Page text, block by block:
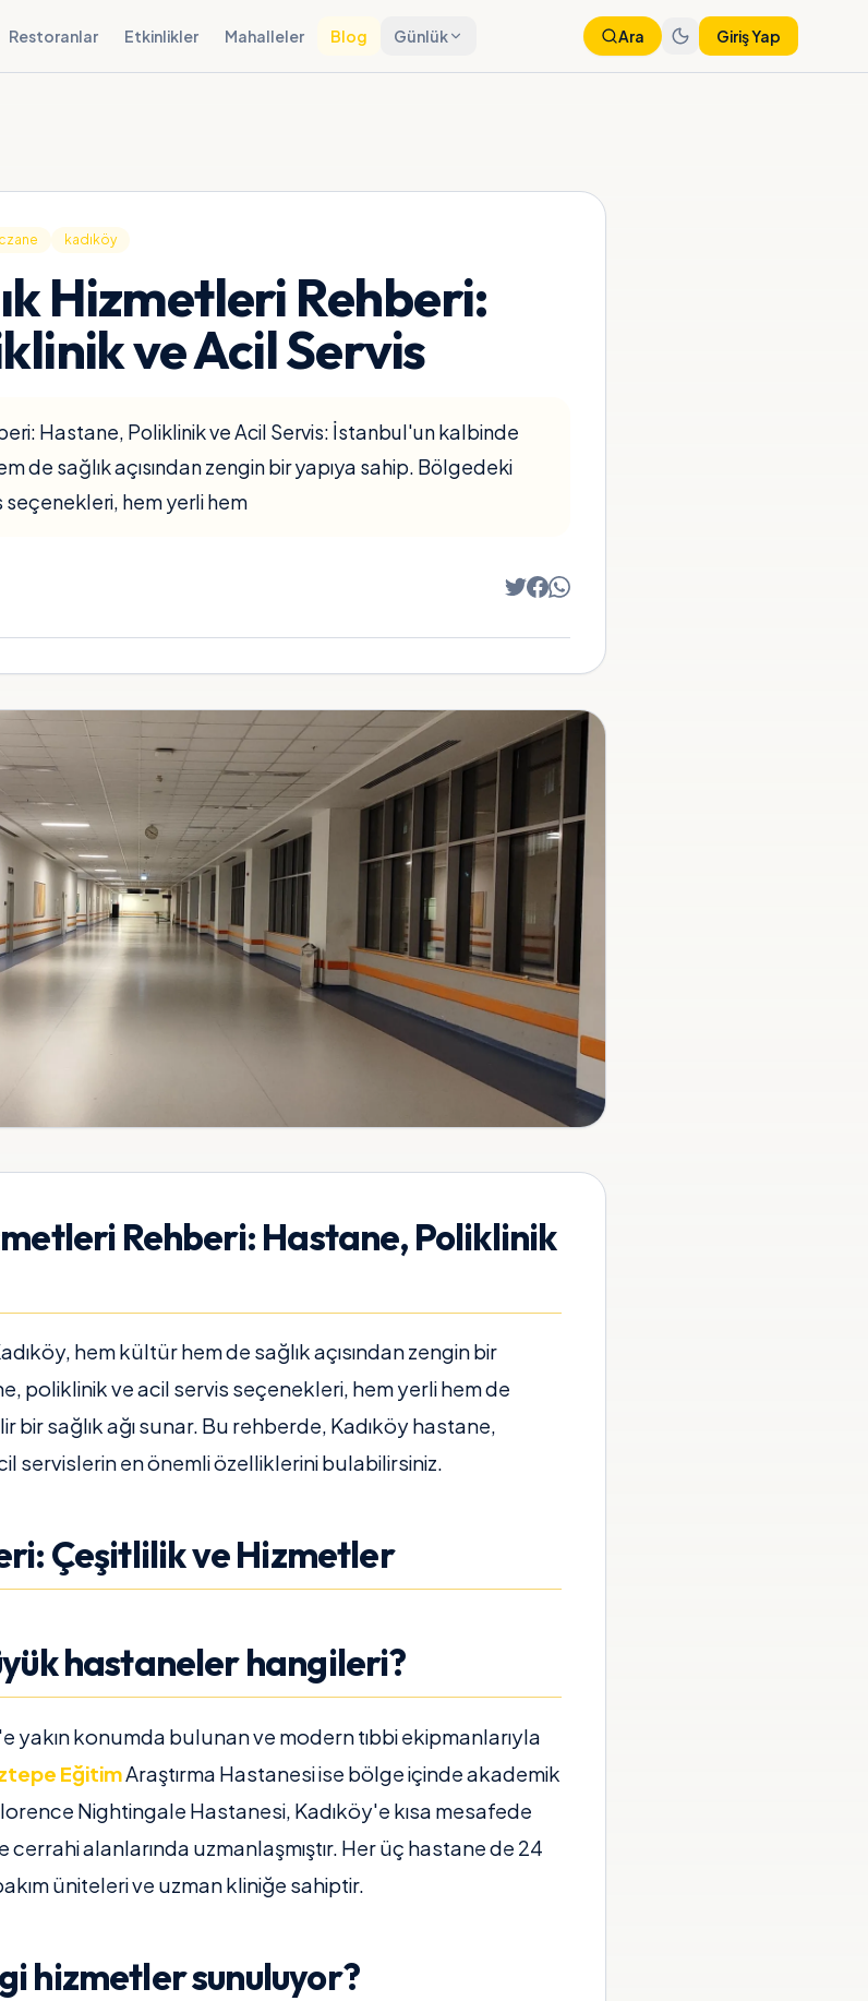
Restoranlar Etkinlikler Mahalleler Blog Günlük Ara Giriş Yap
kadıköy
Hizmetleri Rehberi:
ve Acil Servis
Hastane, Poliklinik ve Acil Servis: İstanbul'un kalbinde
de sağlık açısından zengin bir yapıya sahip. Bölgedeki
seçenekleri, hem yerli hem
Rehberi: Hastane, Poliklinik
hem kültür hem de sağlık açısından zengin bir
poliklinik ve acil servis seçenekleri, hem yerli hem de
bir sağlık ağı sunar. Bu rehberde, Kadıköy hastane,
servislerin en önemli özelliklerini bulabilirsiniz.
Çeşitlilik ve Hizmetler
hastaneler hangileri?
yakın konumda bulunan ve modern tıbbi ekipmanlarıyla
EğitimAraştırma Hastanesi ise bölge içinde akademik
Nightingale Hastanesi, Kadıköy'e kısa mesafede
alanlarında uzmanlaşmıştır. Her üç hastane de 24
üniteleri ve uzman kliniğe sahiptir.
hizmetler sunuluyor?